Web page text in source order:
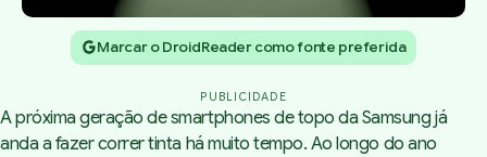
Marcar o DroidReader como fonte preferida
PUBLICIDADE
A próxima geração de smartphones de topo da Samsung já
anda a fazer correr tinta há muito tempo. Ao longo do ano